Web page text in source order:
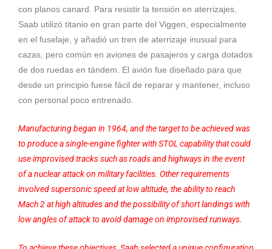
con planos canard. Para resistir la tensión en aterrizajes,
Saab utilizó titanio en gran parte del Viggen, especialmente
en el fuselaje, y añadió un tren de aterrizaje inusual para
cazas, pero común en aviones de pasajeros y carga dotados
de dos ruedas en tándem. El avión fue diseñado para que
desde un principio fuese fácil de reparar y mantener, incluso
con personal poco entrenado.
Manufacturing began in 1964, and the target to be achieved was
to produce a single-engine fighter with STOL capability that could
use improvised tracks such as roads and highways in the event
of a nuclear attack on military facilities. Other requirements
involved supersonic speed at low altitude, the ability to reach
Mach 2 at high altitudes and the possibility of short landings with
low angles of attack to avoid damage on improvised runways.